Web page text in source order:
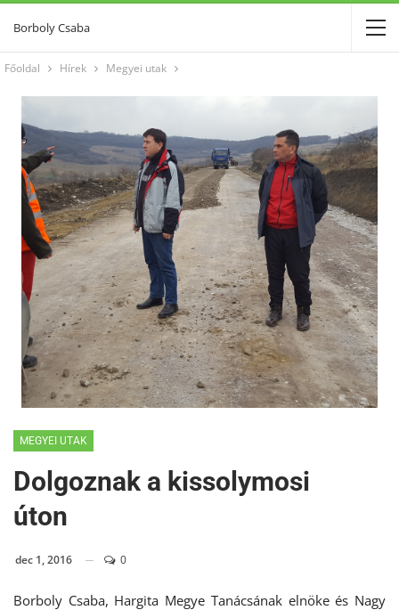
Borboly Csaba
Főoldal Hírek Megyei utak
MEGYEI UTAK
Dolgoznak a kissolymosi
úton
dec 1, 2016 0
Borboly Csaba, Hargita Megye Tanácsának elnöke és Nagy